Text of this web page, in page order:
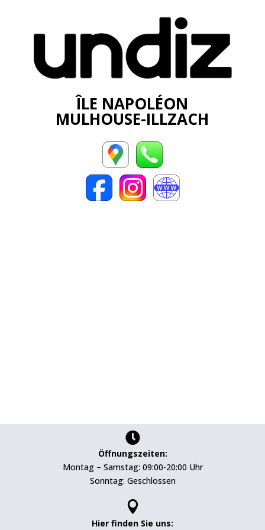
ÎLE NAPOLÉON
MULHOUSE-ILLZACH

Öffnungszeiten:
Montag – Samstag: 09:00-20:00 Uhr
Sonntag: Geschlossen

Hier finden Sie uns: